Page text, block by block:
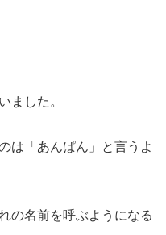
ました。
は「あんぱん」と言うよ
の名前を呼ぶようになる